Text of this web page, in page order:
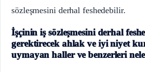
sözleşmesini derhal feshedebilir.
İşçinin iş sözleşmesini derhal
gerektirecek ahlak ve iyi niyet
uymayan haller ve benzerleri